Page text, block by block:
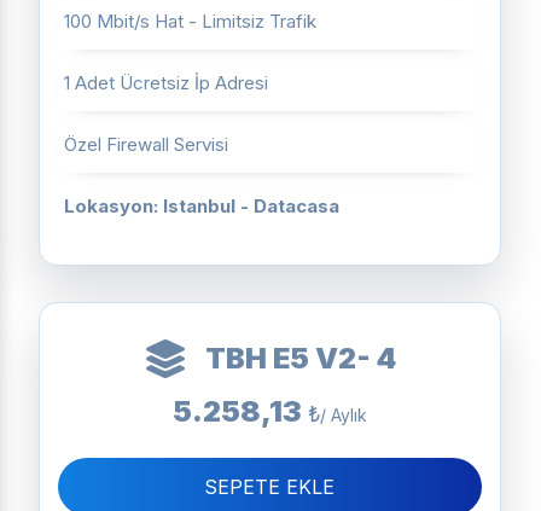
100 Mbit/s Hat - Limitsiz Trafik
1 Adet Ücretsiz İp Adresi
Özel Firewall Servisi
Lokasyon: Istanbul - Datacasa
TBH E5 V2- 4
5.258,13 ₺/ Aylık
SEPETE EKLE